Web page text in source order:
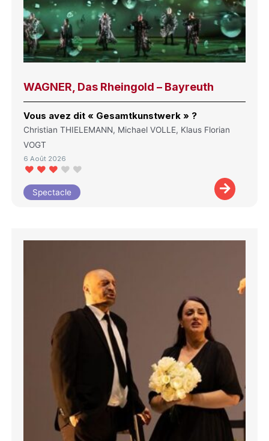
WAGNER, Das Rheingold – Bayreuth
Vous avez dit « Gesamtkunstwerk » ?
Christian THIELEMANN, Michael VOLLE, Klaus Florian
VOGT
6 Août 2026
Spectacle